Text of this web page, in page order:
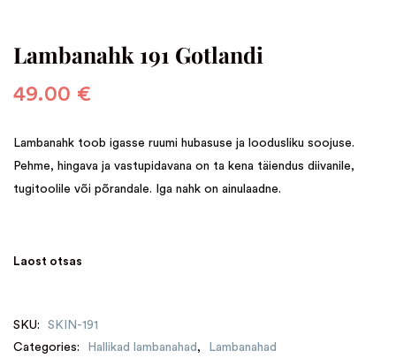
Lambanahk 191 Gotlandi
49.00 €
Lambanahk toob igasse ruumi hubasuse ja loodusliku soojuse.
Pehme, hingava ja vastupidavana on ta kena täiendus diivanile,
tugitoolile või põrandale. Iga nahk on ainulaadne.
Laost otsas
SKU:
SKIN-191
Categories:
Hallikad lambanahad ,
Lambanahad